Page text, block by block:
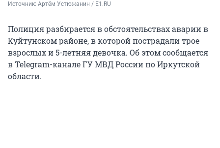
Источник: Артём Устюжанин / E1.RU
Полиция разбирается в обстоятельствах аварии в
Куйтунском районе, в которой пострадали трое
взрослых и 5-летняя девочка. Об этом сообщается
в Telegram-канале ГУ МВД России по Иркутской
области.